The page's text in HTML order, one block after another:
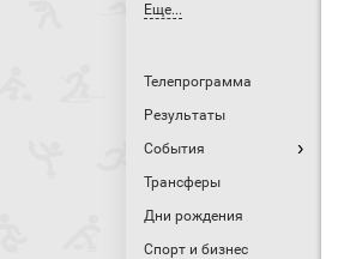
Еще...
Телепрограмма
Результаты
События
Трансферы
Дни рождения
Спорт и бизнес